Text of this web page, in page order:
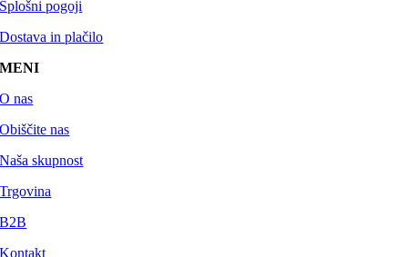
Splošni pogoji
Dostava in plačilo
MENI
O nas
Obiščite nas
Naša skupnost
Trgovina
B2B
Kontakt